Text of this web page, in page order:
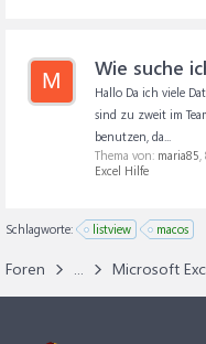
M Wie suche
Hallo Da ich viele
sind zu zweit im
benutzen, da...
Thema von: maria85,
Excel Hilfe
Schlagworte: listview macos
Foren ... Microsoft